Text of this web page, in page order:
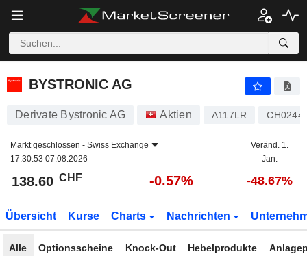
BYSTRONIC AG
BYSTRONIC AG
Derivate Bystronic AG Aktien A117LR
Markt geschlossen - Swiss Exchange
17:30:53 07.08.2026
Veränd. 1.
Jan.
138.60 CHF -0.57% -48.67%
Übersicht Kurse Charts Nachrichten
Alle Optionsscheine Knock-Out Hebelprodukte